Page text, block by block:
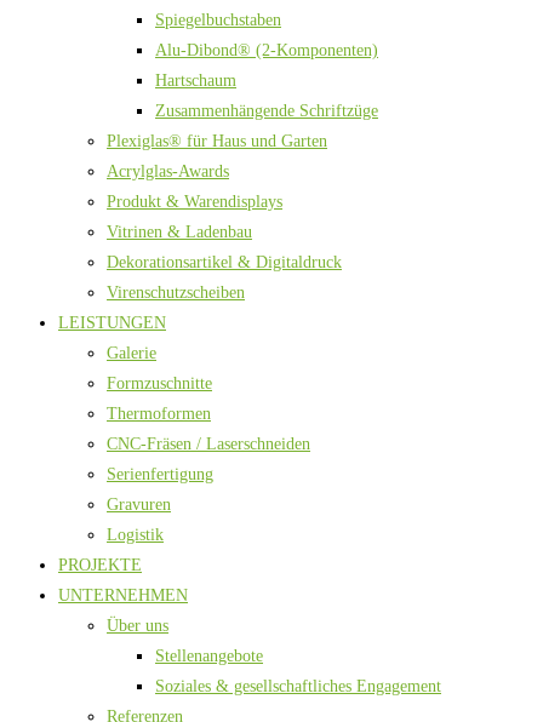
Spiegelbuchstaben
Alu-Dibond® (2-Komponenten)
Hartschaum
Zusammenhängende Schriftzüge
Plexiglas® für Haus und Garten
Acrylglas-Awards
Produkt & Warendisplays
Vitrinen & Ladenbau
Dekorationsartikel & Digitaldruck
Virenschutzscheiben
LEISTUNGEN
Galerie
Formzuschnitte
Thermoformen
CNC-Fräsen / Laserschneiden
Serienfertigung
Gravuren
Logistik
PROJEKTE
UNTERNEHMEN
Über uns
Stellenangebote
Soziales & gesellschaftliches Engagement
Referenzen